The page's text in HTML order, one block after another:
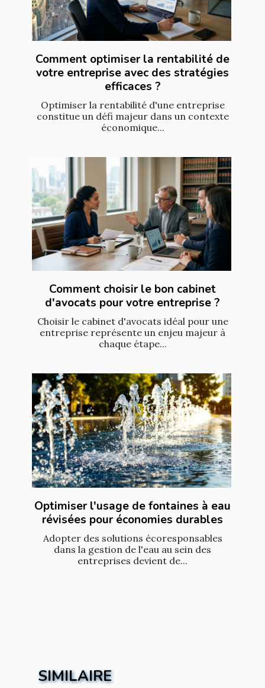
Comment optimiser la rentabilité de
votre entreprise avec des stratégies
efficaces ?
Optimiser la rentabilité d'une entreprise
constitue un défi majeur dans un contexte
économique...
Comment choisir le bon cabinet
d'avocats pour votre entreprise ?
Choisir le cabinet d'avocats idéal pour une
entreprise représente un enjeu majeur à
chaque étape...
Optimiser l'usage de fontaines à eau
révisées pour économies durables
Adopter des solutions écoresponsables
dans la gestion de l'eau au sein des
entreprises devient de...
SIMILAIRE